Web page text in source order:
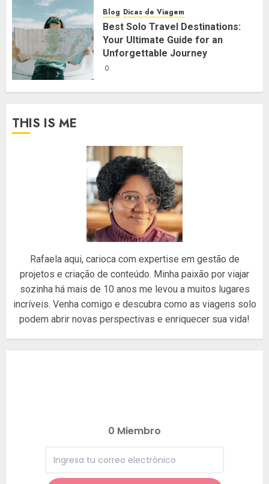
Blog Dicas de Viagem
Best Solo Travel Destinations:
Your Ultimate Guide for an
Unforgettable Journey
0
THIS IS ME
Rafaela aqui, carioca com expertise em gestão de
projetos e criação de conteúdo. Minha paixão por viajar
sozinha há mais de 10 anos me levou a muitos lugares
incríveis. Venha comigo e descubra como as viagens solo
podem abrir novas perspectivas e enriquecer sua vida!